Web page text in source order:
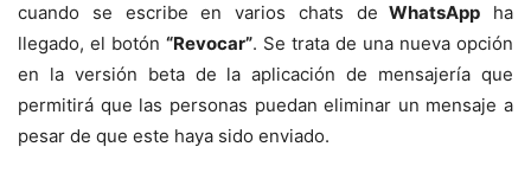
cuando se escribe en varios chats de WhatsApp ha
llegado, el botón “Revocar”. Se trata de una nueva opción
en la versión beta de la aplicación de mensajería que
permitirá que las personas puedan eliminar un mensaje a
pesar de que este haya sido enviado.